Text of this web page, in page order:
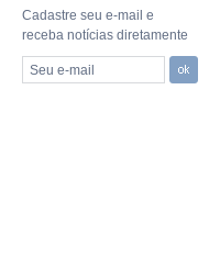
Cadastre seu e-mail e
receba notícias diretamente
Seu e-mail